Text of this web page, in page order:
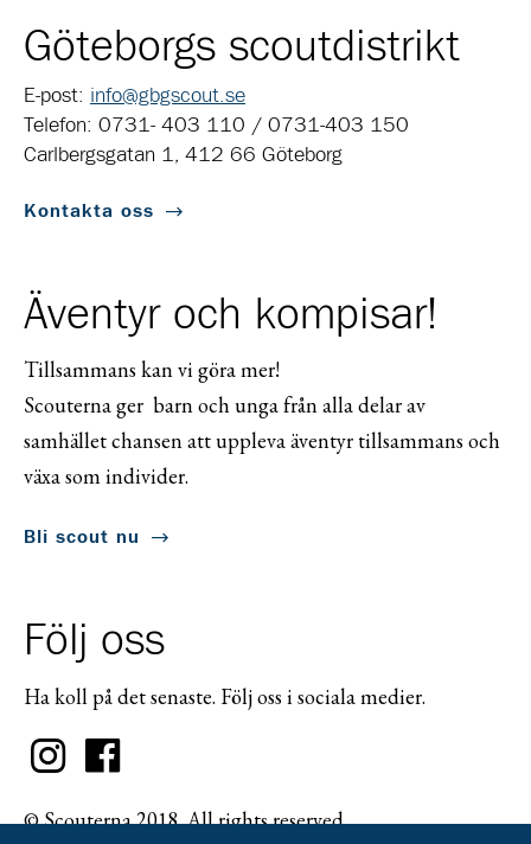
Göteborgs scoutdistrikt
E-post: info@gbgscout.se
Telefon: 0731- 403 110 / 0731-403 150
Carlbergsgatan 1, 412 66 Göteborg
Kontakta oss
Äventyr och kompisar!
Tillsammans kan vi göra mer!
Scouterna ger barn och unga från alla delar av
samhället chansen att uppleva äventyr tillsammans och
växa som individer.
Bli scout nu
Följ oss
Ha koll på det senaste. Följ oss i sociala medier.
© Scouterna 2018. All rights reserved.